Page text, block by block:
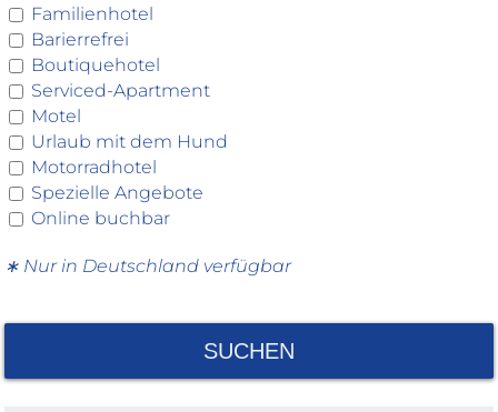
Familienhotel
Barierrefrei
Boutiquehotel
Serviced-Apartment
Motel
Urlaub mit dem Hund
Motorradhotel
Spezielle Angebote
Online buchbar
∗ Nur in Deutschland verfügbar
SUCHEN